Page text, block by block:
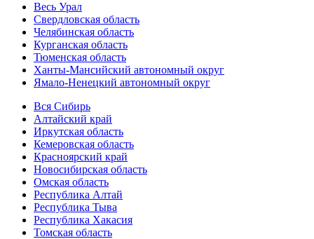
Весь Урал
Свердловская область
Челябинская область
Курганская область
Тюменская область
Ханты-Мансийский автономный округ
Ямало-Ненецкий автономный округ
Вся Сибирь
Алтайский край
Иркутская область
Кемеровская область
Красноярский край
Новосибирская область
Омская область
Республика Алтай
Республика Тыва
Республика Хакасия
Томская область